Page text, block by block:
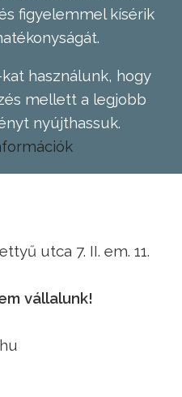
figyelemmel kísérik
használunk, hogy
mellett a legjobb
nyújthassuk.
utca 7. II. em. 11.
vállalunk!